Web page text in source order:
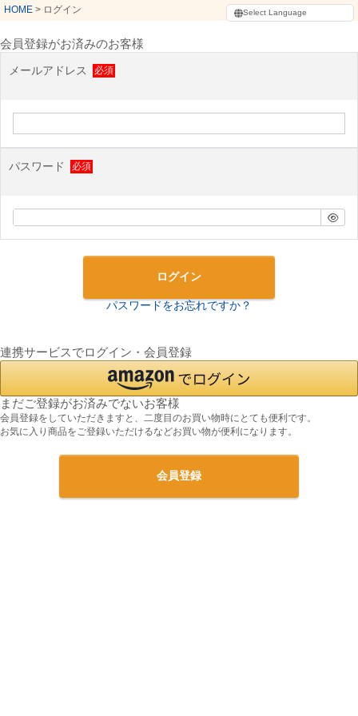
HOME ログイン
会員登録がお済みのお客様
メールアドレス
パスワード
ログイン
パスワードをお忘れですか？
連携サービスでログイン・会員登録
まだご登録がお済みでないお客様
会員登録をしていただきますと、二度目のお買い物時にとても便利です。
お気に入り商品をご登録いただけるなどお買い物が便利になります。
会員登録